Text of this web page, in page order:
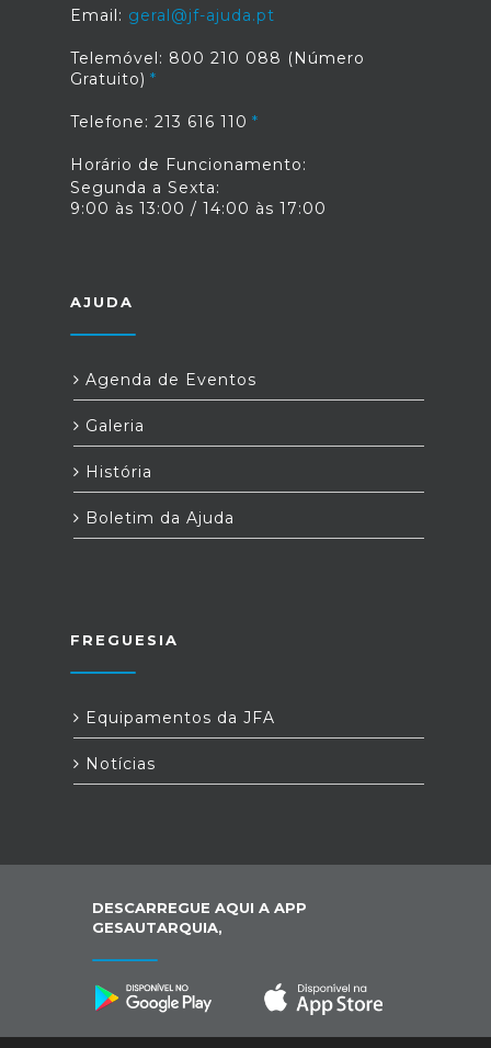
Email: geral@jf-ajuda.pt
Telemóvel: 800 210 088 (Número
Gratuito)
Telefone: 213 616 110
Horário de Funcionamento:
Segunda a Sexta:
9:00 às 13:00 / 14:00 às 17:00
AJUDA
Agenda de Eventos
Galeria
História
Boletim da Ajuda
FREGUESIA
Equipamentos da JFA
Notícias
DESCARREGUE AQUI A APP
GESAUTARQUIA,